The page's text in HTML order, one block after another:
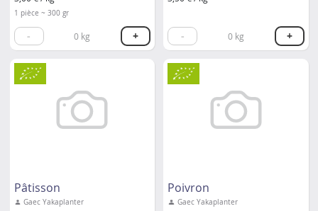
1 pièce ~ 300 gr
- 0 kg + - 0kg +
Pâtisson
Gaec Yakaplanter
Poivron
Gaec Yakaplanter